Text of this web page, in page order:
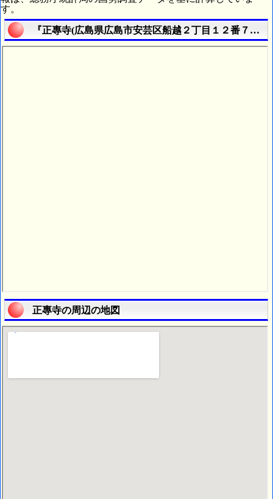
す。
『正專寺(広島県広島市安芸区船越２丁目１２番７号)
正專寺の周辺の地図